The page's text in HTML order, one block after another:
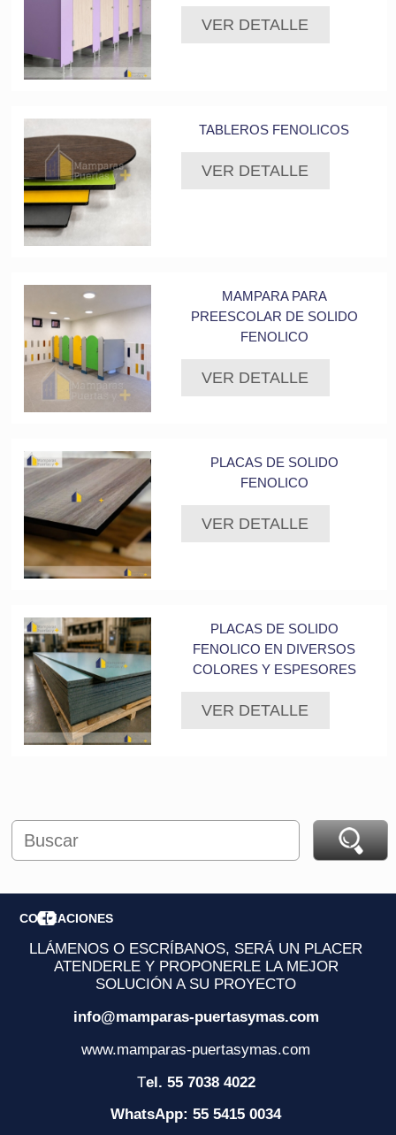
VER DETALLE
TABLEROS FENOLICOS
VER DETALLE
MAMPARA PARA
PREESCOLAR DE SOLIDO
FENOLICO
VER DETALLE
PLACAS DE SOLIDO
FENOLICO
VER DETALLE
PLACAS DE SOLIDO
FENOLICO EN DIVERSOS
COLORES Y ESPESORES
VER DETALLE
COTIZACIONES
LLÁMENOS O ESCRÍBANOS, SERÁ UN PLACER
ATENDERLE Y PROPONERLE LA MEJOR
SOLUCIÓN A SU PROYECTO
info@mamparas-puertasymas.com
www.mamparas-puertasymas.com
Tel. 55 7038 4022
WhatsApp: 55 5415 0034